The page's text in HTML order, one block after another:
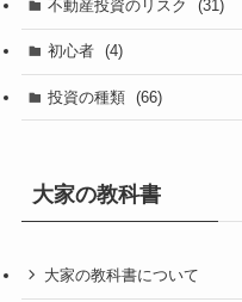
不動産投資のリスク (31)
初心者 (4)
投資の種類 (66)
大家の教科書
大家の教科書について